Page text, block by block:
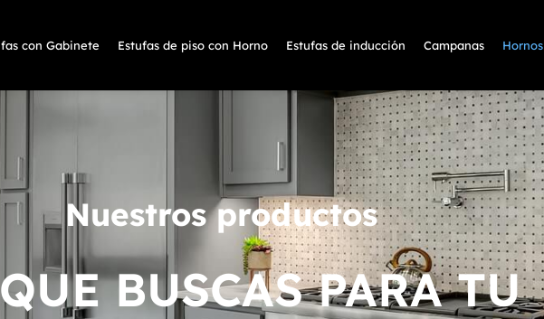
con Gabinete Estufas de piso con Horno Estufas de inducción Campanas Hornos
Nuestros productos
BUSCAS PARA TU